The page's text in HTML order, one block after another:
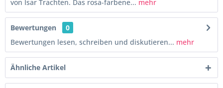
von Isar Trachten. Das rosa-farbene... mehr
Bewertungen
0
Bewertungen lesen, schreiben und diskutieren... mehr
Ähnliche Artikel